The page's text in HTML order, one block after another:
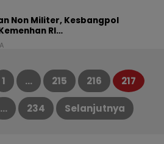
Non Militer, Kesbangpol
RI…
1 … 215 216 217
… 234 Selanjutnya